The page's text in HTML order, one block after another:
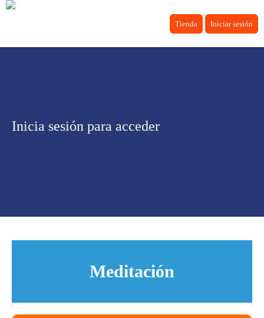
Tienda Iniciar sesión
Inicia sesión para acceder
Meditación